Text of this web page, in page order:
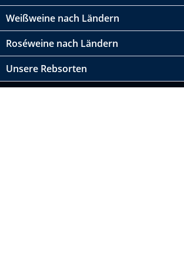
Weißweine nach Ländern
Roséweine nach Ländern
Unsere Rebsorten